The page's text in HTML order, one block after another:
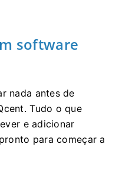
software
nada antes de
Tudo o que
e adicionar
para começar a